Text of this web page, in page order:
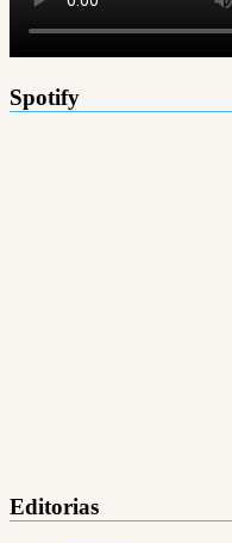
Spotify
Editorias